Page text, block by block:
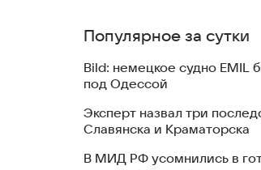
Популярное за сутки
Bild: немецкое судно EMIL
под Одессой
Эксперт назвал три
Славянска и Краматорска
В МИД РФ усомнились в